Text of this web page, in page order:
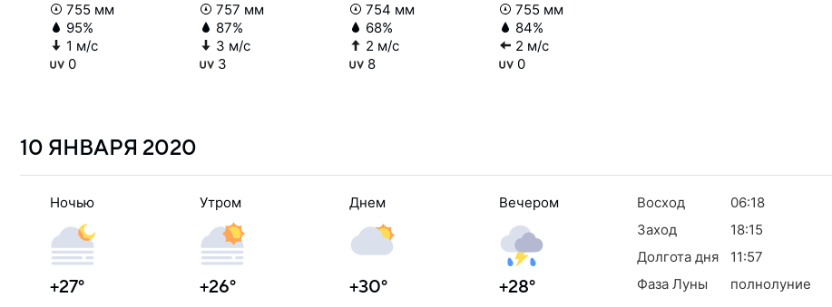
755 мм
95%
1 м/с
0
757 мм
87%
3 м/с
3
754 мм
68%
2 м/с
8
755 мм
84%
2 м/с
0
10 ЯНВАРЯ 2020
Ночью
+27°
Утром
+26°
Днем
+30°
Вечером
+28°
Восход
06:18
Заход
18:15
Долгота дня
11:57
Фаза Луны
полнолуние